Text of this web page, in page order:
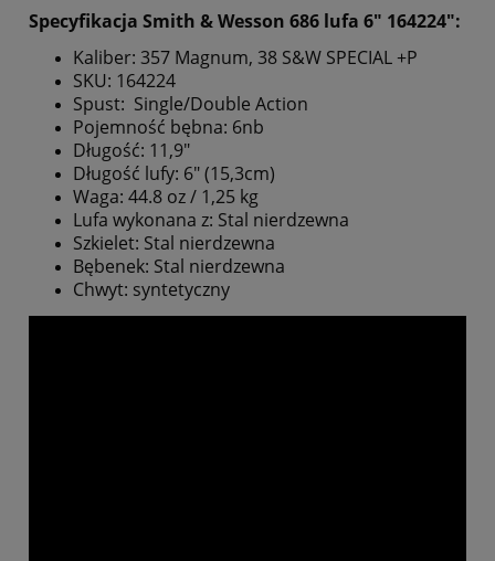
Specyfikacja Smith & Wesson 686 lufa 6" 164224":
Kaliber: 357 Magnum, 38 S&W SPECIAL +P
SKU: 164224
Spust: Single/Double Action
Pojemność bębna: 6nb
Długość: 11,9"
Długość lufy: 6" (15,3cm)
Waga: 44.8 oz / 1,25 kg
Lufa wykonana z: Stal nierdzewna
Szkielet: Stal nierdzewna
Bębenek: Stal nierdzewna
Chwyt: syntetyczny